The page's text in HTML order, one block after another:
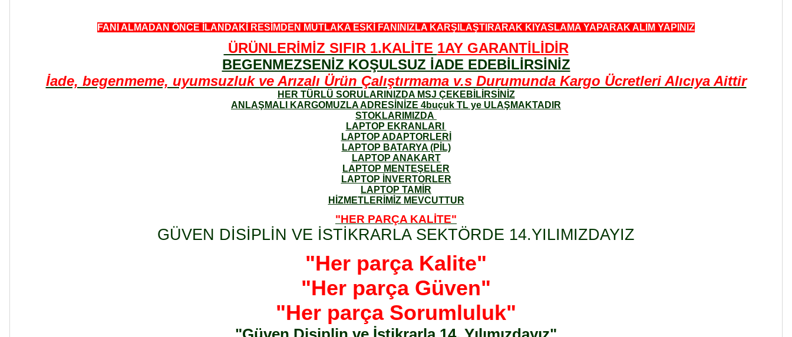
FANI ALMADAN ÖNCE İLANDAKİ RESİMDEN MUTLAKA ESKİ FANINIZLA KARŞILAŞTIRARAK KIYASLAMA YAPARAK ALIM YAPINIZ
ÜRÜNLERİMİZ SIFIR 1.KALİTE 1AY GARANTİLİDİR
BEGENMEZSENİZ KOŞULSUZ İADE EDEBİLİRSİNİZ
İade, begenmeme, uyumsuzluk ve Arızalı Ürün Çalıştırmama v.s Durumunda Kargo Ücretleri Alıcıya Aittir
HER TÜRLÜ SORULARINIZDA MSJ ÇEKEBİLİRSİNİZ
ANLAŞMALI KARGOMUZLA ADRESİNİZE 4buçuk TL ye ULAŞMAKTADIR
STOKLARIMIZDA
LAPTOP EKRANLARI
LAPTOP ADAPTORLERİ
LAPTOP BATARYA (PİL)
LAPTOP ANAKART
LAPTOP MENTEŞELER
LAPTOP İNVERTORLER
LAPTOP TAMİR
HİZMETLERİMİZ MEVCUTTUR
"HER PARÇA KALİTE"
GÜVEN DİSİPLİN VE İSTİKRARLA SEKTÖRDE 14.YILIMIZDAYIZ
"Her parça Kalite"
"Her parça Güven"
"Her parça Sorumluluk"